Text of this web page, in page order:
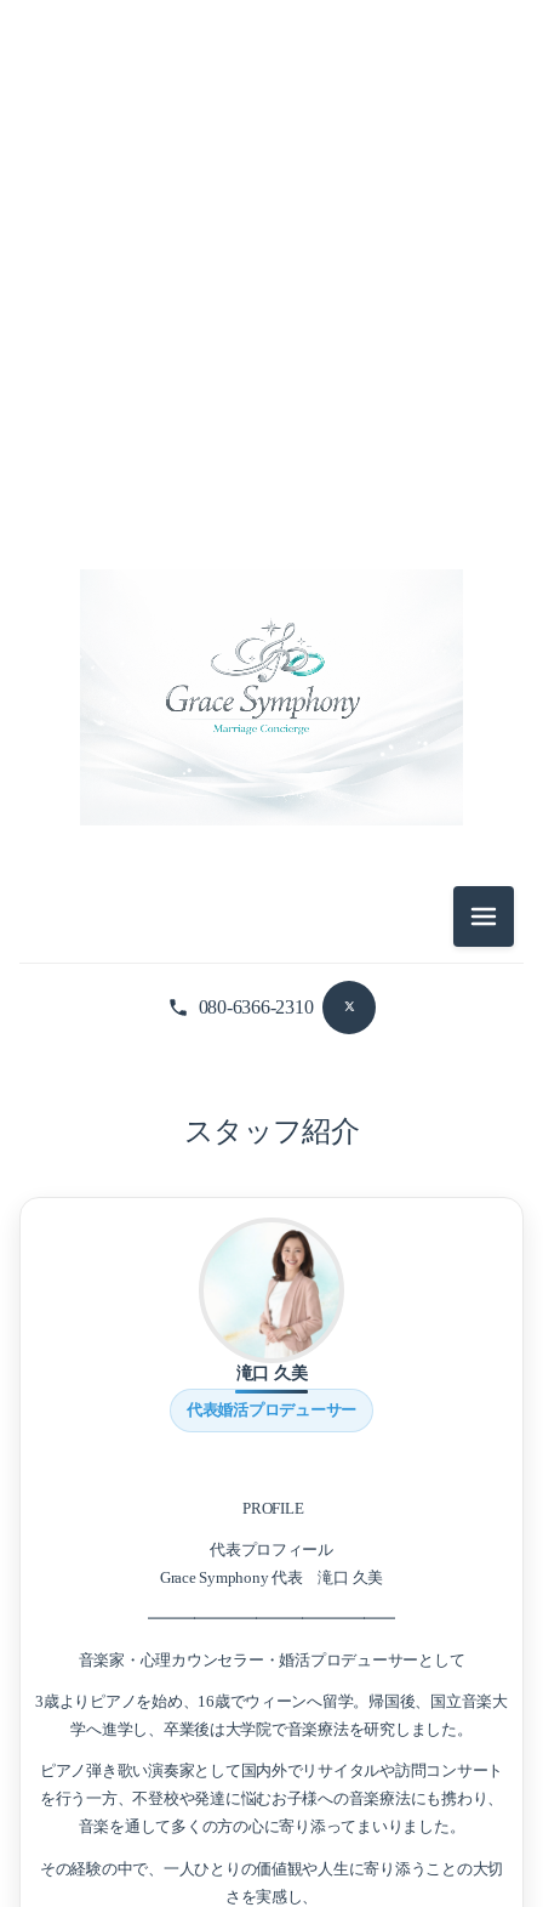
080-6366-2310
メニュ
スタッフ紹介
滝口 久美
代表婚活プロデューサー
PROFILE
代表プロフィール
Grace Symphony 代表 滝口 久美
━━━━━━━━━━━━━━━━
音楽家・心理カウンセラー・婚活プロデューサーとして
3歳よりピアノを始め、16歳でウィーンへ留学。帰国後、国立音楽大
学へ進学し、卒業後は大学院で音楽療法を研究しました。
ピアノ弾き歌い演奏家として国内外でリサイタルや訪問コンサート
を行う一方、不登校や発達に悩むお子様への音楽療法にも携わり、
音楽を通して多くの方の心に寄り添ってまいりました。
その経験の中で、一人ひとりの価値観や人生に寄り添うことの大切
さを実感し、